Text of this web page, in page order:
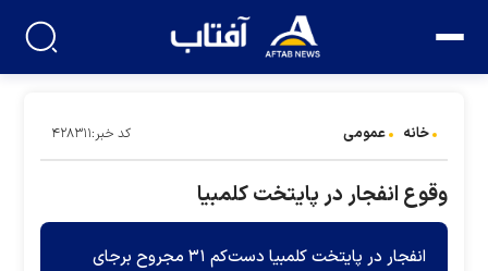
خانه عمومی کد خبر:۴۲۸۳۱۱
وقوع انفجار در پایتخت کلمبیا
انفجار در پایتخت کلمبیا دست‌کم ۳۱ مجروح برجای